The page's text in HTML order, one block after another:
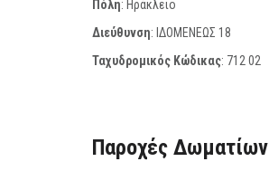
Πόλη: Ηράκλειο
Διεύθυνση: ΙΔΟΜΕΝΕΩΣ 18
Ταχυδρομικός Κώδικας: 712 02
Παροχές Δωματίων